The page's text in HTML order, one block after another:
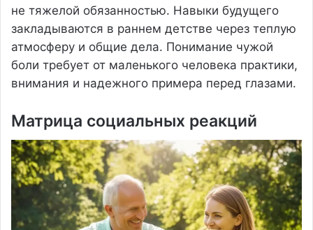
не тяжелой обязанностью. Навыки будущего
закладываются в раннем детстве через теплую
атмосферу и общие дела. Понимание чужой
боли требует от маленького человека практики,
внимания и надежного примера перед глазами.
Матрица социальных реакций